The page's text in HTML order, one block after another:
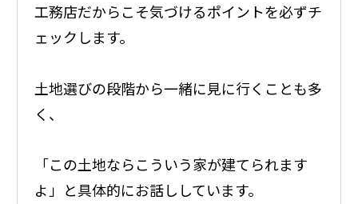
工務店だからこそ気づけるポイントを必ずチ
ェックします。
土地選びの段階から一緒に見に行くことも多
く、
「この土地ならこういう家が建てられます
よ」と具体的にお話ししています。